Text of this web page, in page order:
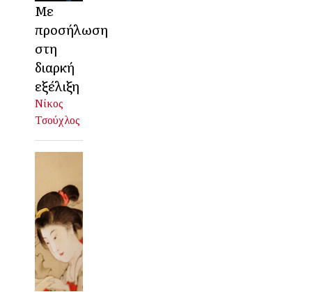
Με
προσήλωση
στη
διαρκή
εξέλιξη
Νίκος
Τσούχλος